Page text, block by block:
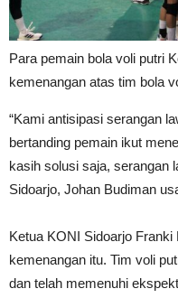
Para pemain bola voli putri
kemenangan atas tim bola
“Kami antisipasi serangan
bertanding pemain ikut
kasih solusi saja, serangan
Sidoarjo, Johan Budiman
Ketua KONI Sidoarjo
kemenangan itu. Tim voli
dan telah memenuhi